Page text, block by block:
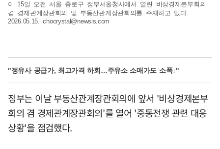
이 15일 오전 서울 종로구 정부서울청사에서 열린 비상경제본부회의
겸 경제관계장관회의 및 부동산관계장관회의를 주재하고 있다.
2026.05.15.chocrystal@newsis.com
"정유사 공급가, 최고가격 하회…주유소 소매가도 소폭↓"
정부는 이날 부동산관계장관회의에 앞서 '비상경제본부
회의 겸 경제관계장관회의'를 열어 '중동전쟁 관련 대응
상황'을 점검했다.